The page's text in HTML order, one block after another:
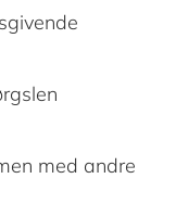
med andre